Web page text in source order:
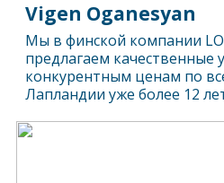
Vigen Oganesyan
Мы в финской компании
предлагаем качественные
конкурентным ценам по
Лапландии уже более 12